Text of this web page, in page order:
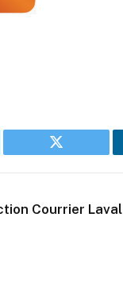
Twitter
Courrier Laval